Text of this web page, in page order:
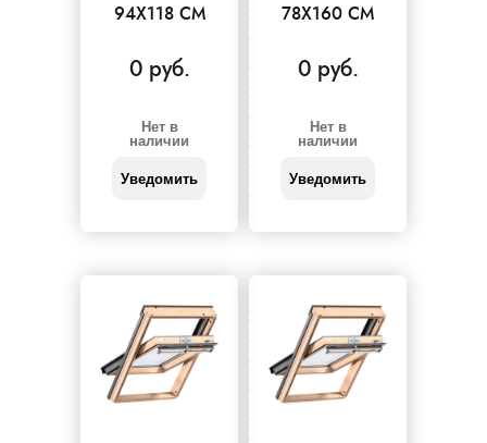
94X118 СМ
0 руб.
Нет в
наличии
Уведомить
78X160 СМ
0 руб.
Нет в
наличии
Уведомить